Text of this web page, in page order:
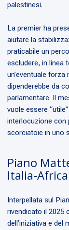
palestinesi.
La premier ha
aiutare la
praticabile un
escludere, in linea
un’eventuale
dipenderebbe da
parlamentare. Il
vuole essere
interlocuzione con
scorciatoie in uno
Piano
Italia-Africa
Interpellata sul
rivendicato il 2025
dell’iniziativa e del